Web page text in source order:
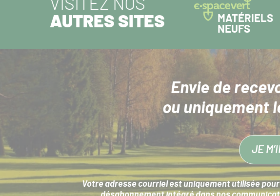
VISITEZ NOS
AUTRES SITES
MATÉRIELS
NEUFS
Envie de
ou uniquement
JE
Votre adresse courriel est uniquement utilisée